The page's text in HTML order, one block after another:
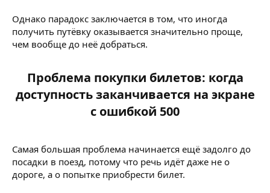
Однако парадокс заключается в том, что иногда
получить путёвку оказывается значительно проще,
чем вообще до неё добраться.
Проблема покупки билетов: когда
доступность заканчивается на экране
с ошибкой 500​
Самая большая проблема начинается ещё задолго до
посадки в поезд, потому что речь идёт даже не о
дороге, а о попытке приобрести билет.